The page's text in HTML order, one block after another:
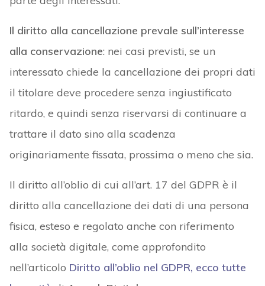
Il diritto alla cancellazione prevale sull’interesse
alla conservazione: nei casi previsti, se un
interessato chiede la cancellazione dei propri dati
il titolare deve procedere senza ingiustificato
ritardo, e quindi senza riservarsi di continuare a
trattare il dato sino alla scadenza
originariamente fissata, prossima o meno che sia.
Il diritto all’oblio di cui all’art. 17 del GDPR è il
diritto alla cancellazione dei dati di una persona
fisica, esteso e regolato anche con riferimento
alla società digitale, come approfondito
nell’articolo Diritto all’oblio nel GDPR, ecco tutte